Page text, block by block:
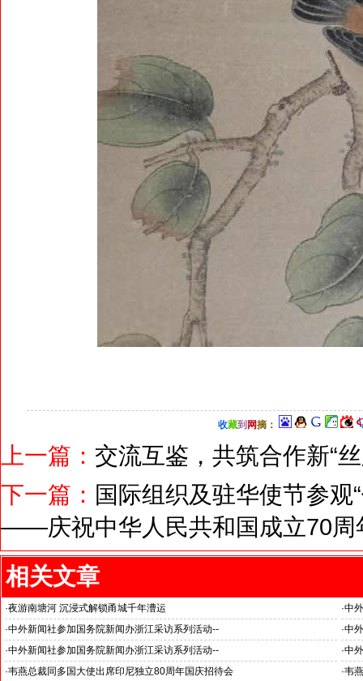
收藏到 网摘：
上一篇： 交流互鉴，共筑合作新“
下一篇： 国际组织及驻华使节参观
——庆祝中华人民共和国成立70周
相关文章
·夜游南塘河 沉浸式解锁甬城千年漕运 ·中
杭
·中外新闻社参加国务院新闻办浙江采访系列活动--
浙江省人民政府副省长何中伟等接受采访
·中
推
·中外新闻社参加国务院新闻办浙江采访系列活动--
《湘湖·雅韵》推动杭州文旅战略格局
·中
·韦燕总裁同多国大使出席印尼独立80周年国庆招待会 ·韦